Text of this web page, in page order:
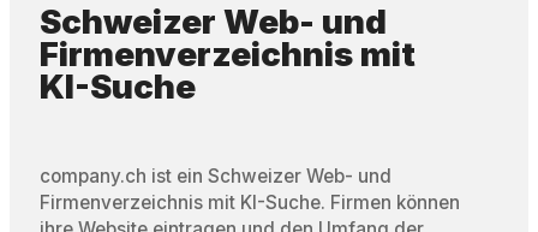
Schweizer Web- und
Firmenverzeichnis mit
KI-Suche
company.ch ist ein Schweizer Web- und
Firmenverzeichnis mit KI-Suche. Firmen können